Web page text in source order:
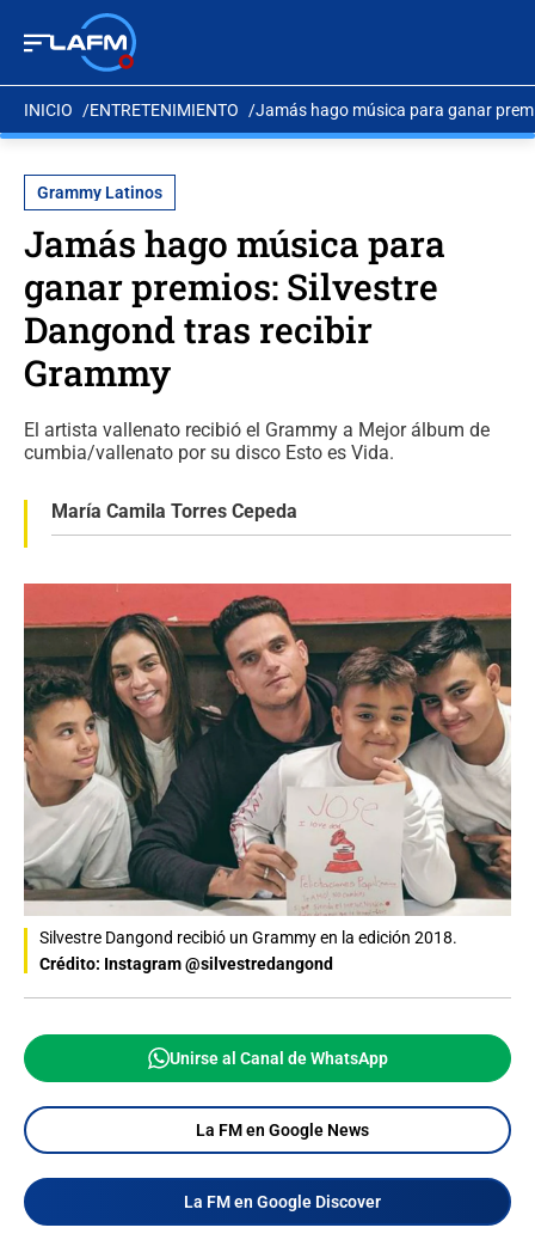
INICIO ENTRETENIMIENTO Jamás hago música para ganar
Grammy Latinos
Jamás hago música para
ganar premios: Silvestre
Dangond tras recibir
Grammy
El artista vallenato recibió el Grammy a Mejor álbum de
cumbia/vallenato por su disco Esto es Vida.
María Camila Torres Cepeda
Silvestre Dangond recibió un Grammy en la edición 2018.
Crédito: Instagram @silvestredangond
Unirse al Canal de WhatsApp
La FM en Google News
La FM en Google Discover